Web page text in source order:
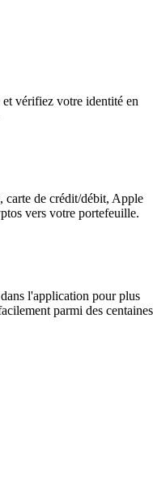
vérifiez votre identité en
carte de crédit/débit, Apple
vers votre portefeuille.
l'application pour plus
parmi des centaines